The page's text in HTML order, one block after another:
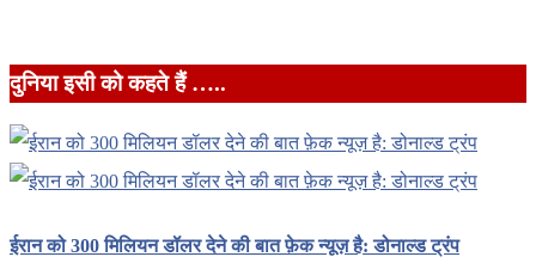
दुनिया इसी को कहते हैं …..
ईरान को 300 मिलियन डॉलर देने की बात फ़ेक न्यूज़ है: डोनाल्ड ट्रंप